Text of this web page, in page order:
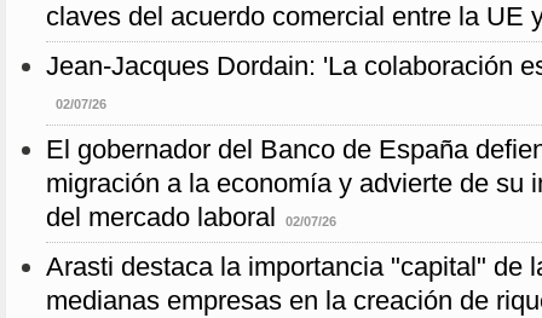
claves del acuerdo comercial entre la UE
Jean-Jacques Dordain: 'La colaboración
02/07/26
El gobernador del Banco de España
migración a la economía y advierte de su
del mercado laboral
02/07/26
Arasti destaca la importancia "capital" de
medianas empresas en la creación de